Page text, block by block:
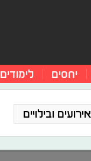
יחסים לימודים
אירועים ובילויים